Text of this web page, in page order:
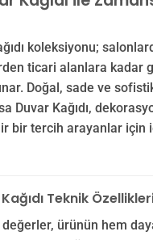
koleksiyonu;
ticari alanlara kadar
Doğal, sade ve
Duvar Kağıdı,
bir tercih arayanlar için
Teknik
ürünün hem